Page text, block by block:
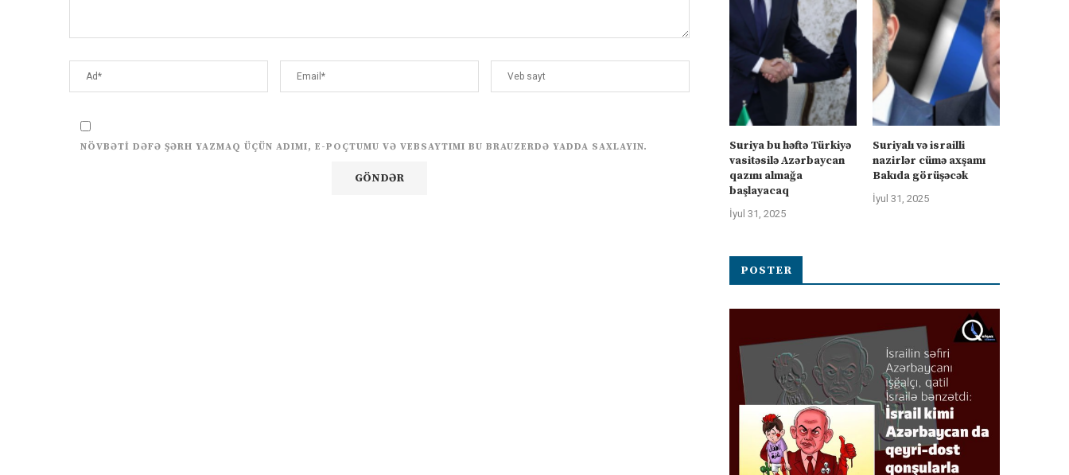
NÖVBƏTI DƏFƏ ŞƏRH YAZMAQ ÜÇÜN ADIMI, E-POÇTUMU VƏ VEBSAYTIMI BU BRAUZERDƏ YADDA SAXLAYIN.
Suriya bu həftə Türkiyə
vasitəsilə Azərbaycan
qazını almağa
başlayacaq
İyul 31, 2025
Suriyalı və israilli
nazirlər cümə axşamı
Bakıda görüşəcək
İyul 31, 2025
POSTER